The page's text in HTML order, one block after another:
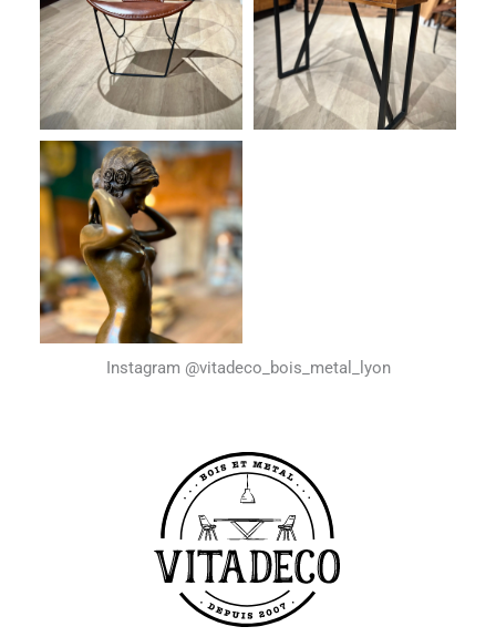
Instagram @vitadeco_bois_metal_lyon